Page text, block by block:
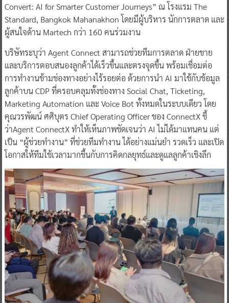
Convert: AI for Smarter Customer Journeys” ณ โรงแรม The
Standard, Bangkok Mahanakhon โดยมีผู้บริหาร นักการตลาด และ
ผู้สนใจด้าน Martech กว่า 160 คนร่วมงาน
บริษัทระบุว่า Agent Connect สามารถช่วยทีมการตลาด ฝ่ายขาย
และบริการตอบสนองลูกค้าได้เร็วขึ้นและตรงจุดขึ้น พร้อมเชื่อมต่อ
การทำงานข้ามช่องทางอย่างไร้รอยต่อ ด้วยการนำ AI มาใช้กับข้อมูล
ลูกค้าบน CDP ที่ครอบคลุมทั้งช่องทาง Social Chat, Ticketing,
Marketing Automation และ Voice Bot ทั้งหมดในระบบเดียว โดย
คุณวรพัฒน์ ศศิบุตร Chief Operating Officer ของ ConnectX ชี้
ว่าAgent ConnectX ทำให้เห็นภาพชัดเจนว่า AI ไม่ได้มาแทนคน แต่
เป็น “ผู้ช่วยทำงาน” ที่ช่วยทีมทำงาน ได้อย่างแม่นยำ รวดเร็ว และเปิด
โอกาสให้ทีมใช้เวลามากขึ้นกับการคิดกลยุทธ์และดูแลลูกค้าเชิงลึก